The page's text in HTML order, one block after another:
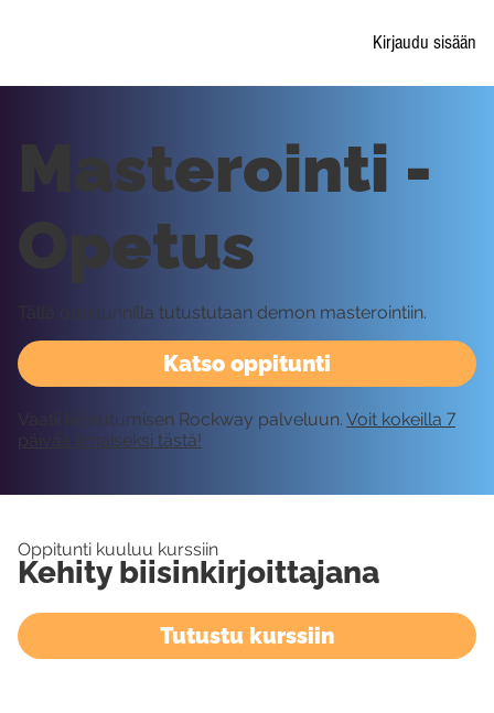
Kirjaudu sisään
Katso oppitunti
Masterointi -
Opetus
Tällä oppitunnilla tutustutaan demon masterointiin.
Vaatii kirjautumisen Rockway palveluun. Voit kokeilla 7
päivää ilmaiseksi tästä!
Oppitunti kuuluu kurssiin
Kehity biisinkirjoittajana
Tutustu kurssiin